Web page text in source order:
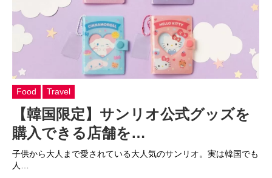
Food Travel
【韓国限定】サンリオ公式グッズを
購入できる店舗を…
子供から大人まで愛されている大人気のサンリオ。実は韓国でも
人…